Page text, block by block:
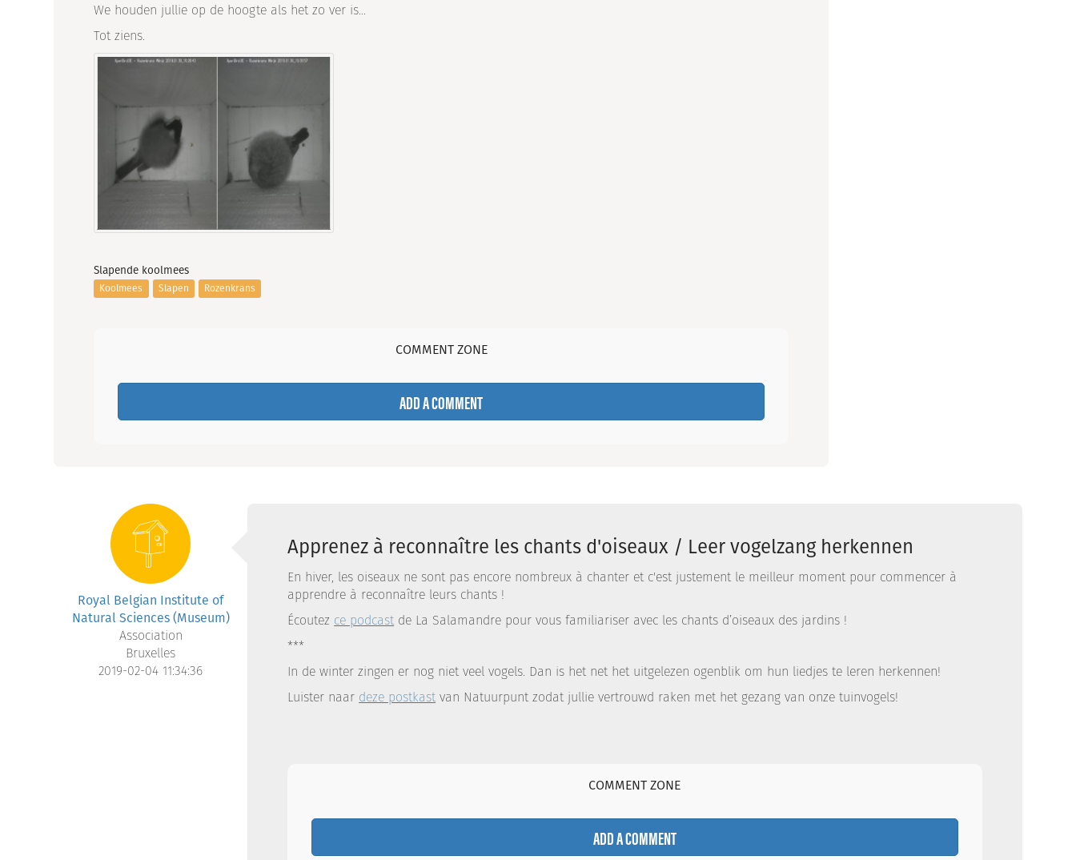
We houden jullie op de hoogte als het zo ver is…
Tot ziens.
Slapende koolmees
Koolmees Slapen Rozenkrans
COMMENT ZONE
ADD A COMMENT
Royal Belgian Institute of
Natural Sciences (Museum)
Association
Bruxelles
2019-02-04 11:34:36
Apprenez à reconnaître les chants d'oiseaux / Leer vogelzang herkennen
En hiver, les oiseaux ne sont pas encore nombreux à chanter et c'est justement le meilleur moment pour commencer à
apprendre à reconnaître leurs chants !
Écoutez ce podcast de La Salamandre pour vous familiariser avec les chants d’oiseaux des jardins !
***
In de winter zingen er nog niet veel vogels. Dan is het net het uitgelezen ogenblik om hun liedjes te leren herkennen!
Luister naar deze postkast van Natuurpunt zodat jullie vertrouwd raken met het gezang van onze tuinvogels!
COMMENT ZONE
ADD A COMMENT